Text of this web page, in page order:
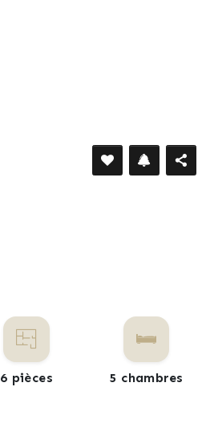
6 pièces 5 chambres